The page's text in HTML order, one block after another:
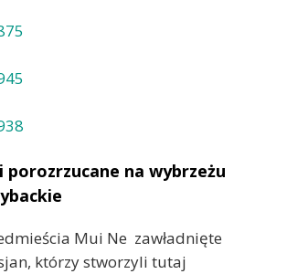
porozrzucane na wybrzeżu
Mui Ne zawładnięte
którzy stworzyli tutaj